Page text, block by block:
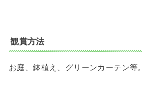
観賞方法
お庭、鉢植え、グリーンカーテン等。